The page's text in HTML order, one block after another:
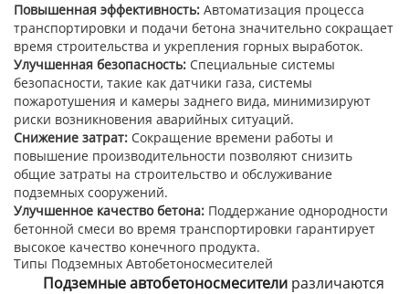
Повышенная эффективность: Автоматизация процесса
транспортировки и подачи бетона значительно сокращает
время строительства и укрепления горных выработок.
Улучшенная безопасность: Специальные системы
безопасности, такие как датчики газа, системы
пожаротушения и камеры заднего вида, минимизируют
риски возникновения аварийных ситуаций.
Снижение затрат: Сокращение времени работы и
повышение производительности позволяют снизить
общие затраты на строительство и обслуживание
подземных сооружений.
Улучшенное качество бетона: Поддержание однородности
бетонной смеси во время транспортировки гарантирует
высокое качество конечного продукта.
Типы Подземных Автобетоносмесителей
Подземные автобетоносмесители различаются